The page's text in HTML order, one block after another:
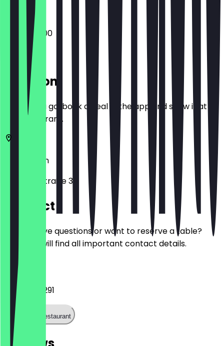
09:00 - 01:00
Location
Before you go, book a deal in the app and show it at
the restaurant.
Berlin
Skalitzer Straße 35
Contact
Do you have questions or want to reserve a table?
Here you will find all important contact details.
Phone
+49306113291
Call the restaurant